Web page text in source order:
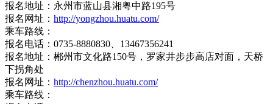
报名地址：永州市蓝山县湘粤中路195号
报名网址： http://yongzhou.huatu.com/
乘车路线：
报名电话：0735-8880830、13467356241
报名地址：郴州市文化路150号，罗家井步步高店对面，天桥
下拐角处
报名网址： http://chenzhou.huatu.com/
乘车路线：